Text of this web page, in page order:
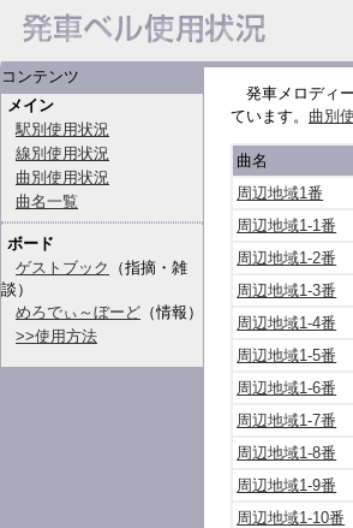
コンテンツ
メイン
駅別使用状況
線別使用状況
曲別使用状況
曲名一覧
ボード
ゲストブック
（指摘・雑
談）
めろでぃ～ぼーど （情報）
>>使用方法
発車メロディ
ています。 曲別
曲名
周辺地域1番
周辺地域1-1番
周辺地域1-2番
周辺地域1-3番
周辺地域1-4番
周辺地域1-5番
周辺地域1-6番
周辺地域1-7番
周辺地域1-8番
周辺地域1-9番
周辺地域1-10番